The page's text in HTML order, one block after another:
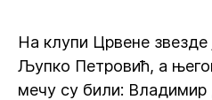
На клупи Црвене звезде
Љупко Петровић, а
мечу су били: